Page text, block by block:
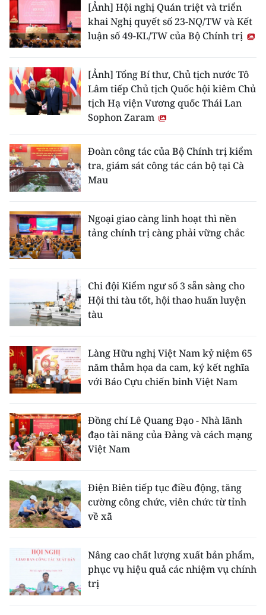
[Ảnh] Hội nghị Quán triệt và triển
khai Nghị quyết số 23-NQ/TW và Kết
luận số 49-KL/TW của Bộ Chính trị
[Ảnh] Tổng Bí thư, Chủ tịch nước Tô
Lâm tiếp Chủ tịch Quốc hội kiêm Chủ
tịch Hạ viện Vương quốc Thái Lan
Sophon Zaram
Đoàn công tác của Bộ Chính trị kiểm
tra, giám sát công tác cán bộ tại Cà
Mau
Ngoại giao càng linh hoạt thì nền
tảng chính trị càng phải vững chắc
Chi đội Kiểm ngư số 3 sẵn sàng cho
Hội thi tàu tốt, hội thao huấn luyện
tàu
Làng Hữu nghị Việt Nam kỷ niệm 65
năm thảm họa da cam, ký kết nghĩa
với Báo Cựu chiến binh Việt Nam
Đồng chí Lê Quang Đạo - Nhà lãnh
đạo tài năng của Đảng và cách mạng
Việt Nam
Điện Biên tiếp tục điều động, tăng
cường công chức, viên chức từ tỉnh
về xã
Nâng cao chất lượng xuất bản phẩm,
phục vụ hiệu quả các nhiệm vụ chính
trị